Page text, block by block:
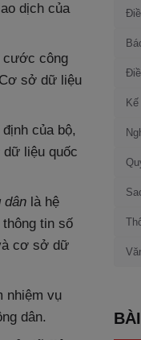
dịch của
cước công
sở dữ liệu
của bộ,
liệu quốc
dân là hệ
tin số
cơ sở dữ
nhiệm vụ
dân.